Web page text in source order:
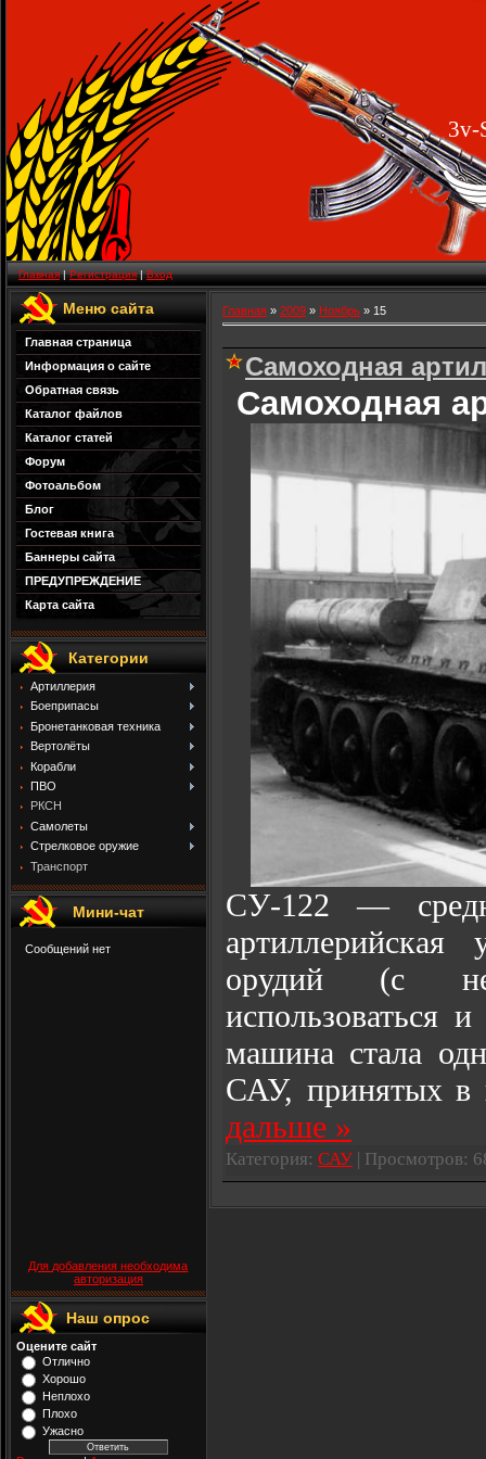
3v-
Главная|Регистрация|Вход
Меню сайта
Главная страница
Информация о сайте
Обратная связь
Каталог файлов
Каталог статей
Форум
Фотоальбом
Блог
Гостевая книга
Баннеры сайта
ПРЕДУПРЕЖДЕНИЕ
Карта сайта
Категории
Артиллерия
Боеприпасы
Бронетанковая техника
Вертолёты
Корабли
ПВО
РКСН
Самолеты
Стрелковое оружие
Транспорт
Мини-чат
Для добавления необходима
авторизация
Наш опрос
Оцените сайт
Отлично
Хорошо
Неплохо
Плохо
Ужасно
Главная » 2009 » Ноябрь » 15
Самоходная
Самоходная
СУ-122 —
орудий (с
использоваться
машина стала
САУ, принятых в
дальше »
Категория: САУ | Просмотров: